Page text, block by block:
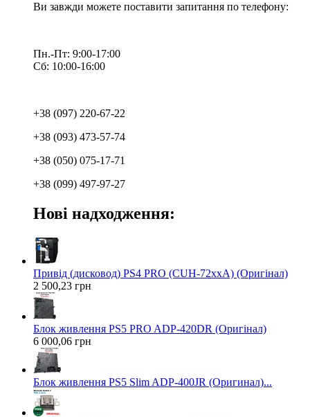
Ви завжди можете поставити запитання по телефону:
Пн.-Пт: 9:00-17:00
Сб: 10:00-16:00
+38 (097) 220-67-22
+38 (093) 473-57-74
+38 (050) 075-17-71
+38 (099) 497-97-27
Нові надходження:
Привід (дисковод) PS4 PRO (CUH-72xxA) (Оригінал)
2 500,23 грн
Блок живлення PS5 PRO ADP-420DR (Оригінал)
6 000,06 грн
Блок живлення PS5 Slim ADP-400JR (Оригинал)...